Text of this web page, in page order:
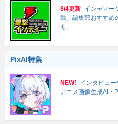
8/4更新 インディー
載。編集部おすすめ
も。
PixAI特集
NEW!
インタビュ
アニメ画像生成AI・